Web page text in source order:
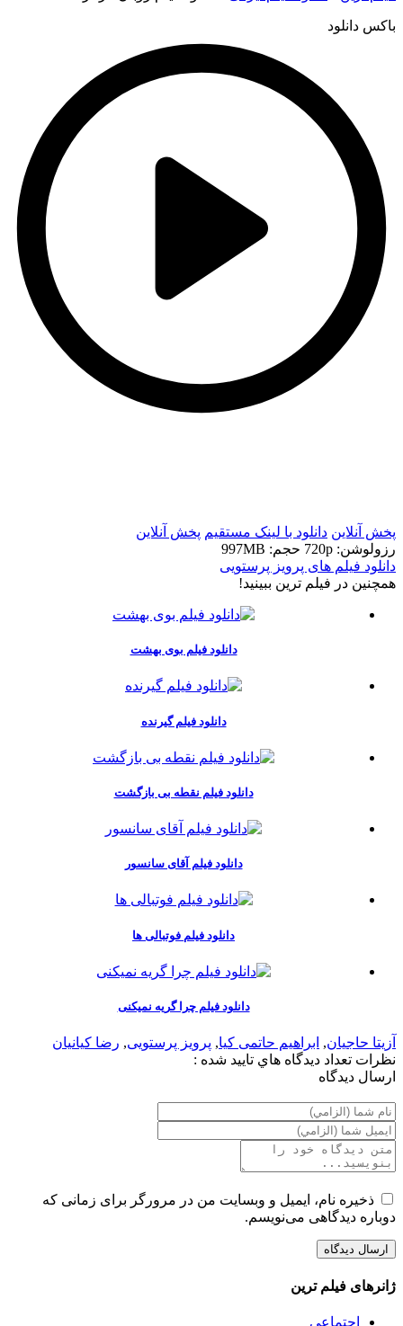
باکس دانلود
پخش آنلاین دانلود با لينک مستقيم پخش آنلاین
رزولوشن: 720p
حجم: 997MB
دانلود فیلم های پرویز پرستویی
همچنين در فيلم ترين ببينيد!
دانلود فیلم بوی بهشت
دانلود فیلم گیرنده
دانلود فیلم نقطه بی بازگشت
دانلود فیلم آقای سانسور
دانلود فیلم فوتبالی ها
دانلود فیلم چرا گریه نمیکنی
آزیتا حاجیان, ابراهیم حاتمی کیا, پرویز پرستویی, رضا کیانیان
نظرات تعداد ديدگاه هاي تاييد شده :
ارسال ديدگاه
ذخیره نام، ایمیل و وبسایت من در مرورگر برای زمانی که
دوباره دیدگاهی می‌نویسم.
ژانرهای فیلم ترین
اجتماعی